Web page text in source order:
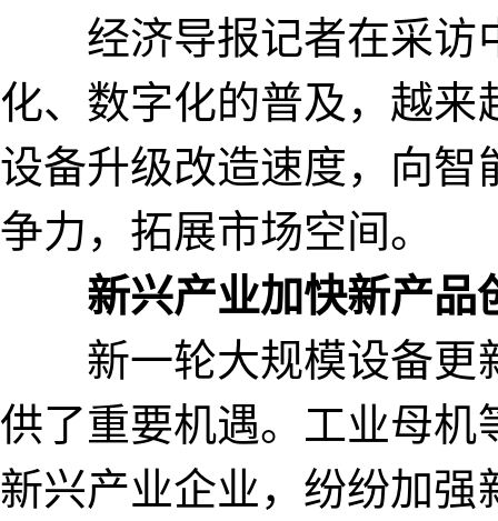
经济导报记者在采访
化、数字化的普及，越
设备升级改造速度，向
争力，拓展市场空间。
新兴产业加快新产品
新一轮大规模设备更
供了重要机遇。工业母
新兴产业企业，纷纷加